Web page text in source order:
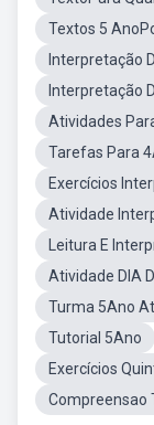
Textos 5
Interpretação
Interpretação
Atividades
Tarefas Para
Exercícios
Atividade
Leitura E
Atividade DIA
Turma 5Ano
Tutorial 5Ano
Exercícios
Compreensao